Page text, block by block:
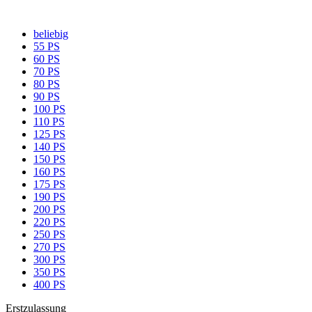
beliebig
55 PS
60 PS
70 PS
80 PS
90 PS
100 PS
110 PS
125 PS
140 PS
150 PS
160 PS
175 PS
190 PS
200 PS
220 PS
250 PS
270 PS
300 PS
350 PS
400 PS
Erstzulassung